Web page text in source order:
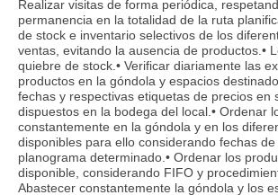
Realizar visitas de forma periódica,
permanencia en la totalidad de la ruta
de stock e inventario selectivos de los
ventas, evitando la ausencia de productos.•
quiebre de stock.• Verificar diariamente las
productos en la góndola y espacios
fechas y respectivas etiquetas de precios en
dispuestos en la bodega del local.• Ordenar
constantemente en la góndola y en los
disponibles para ello considerando fechas
planograma determinado.• Ordenar los
disponible, considerando FIFO y
Abastecer constantemente la góndola y los